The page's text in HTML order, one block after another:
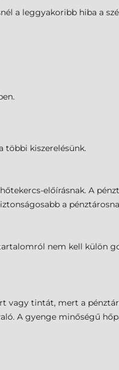
a leggyakoribb hiba a
többi kiszerelésünk.
előírásnak. A
a
nem kell külön
vagy tintát, mert a
A gyenge minőségű